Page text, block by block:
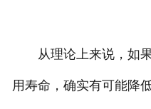
从理论上来说，如果
用寿命，确实有可能降